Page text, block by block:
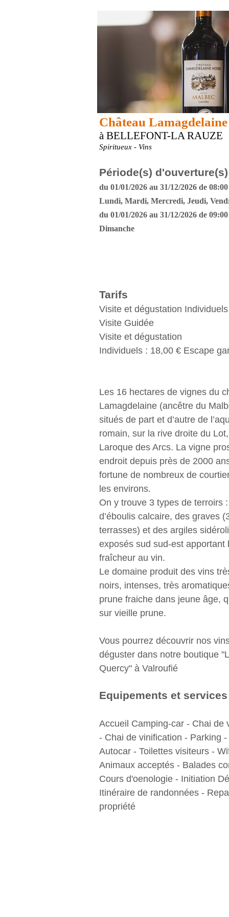
Château
à BELLEFONT-LA RAUZE
Spiritueux - Vins
Période(s) d'ouverture(s)
du 01/01/2026 au 31/12/2026 de
Lundi, Mardi, Mercredi, Jeudi,
du 01/01/2026 au 31/12/2026 de
Dimanche
Tarifs
Visite et dégustation
Visite Guidée
Visite et dégustation
Individuels : 18,00 € Escape
Les 16 hectares de vignes du
Lamagdelaine (ancêtre du
situés de part et d’autre de
romain, sur la rive droite du
Laroque des Arcs. La vigne
endroit depuis près de 2000
fortune de nombreux de
les environs.
On y trouve 3 types de terroirs
d’éboulis calcaire, des graves
terrasses) et des argiles
exposés sud sud-est apportant
fraîcheur au vin.
Le domaine produit des vins
noirs, intenses, très
prune fraiche dans jeune âge,
sur vieille prune.
Vous pourrez découvrir nos
déguster dans notre boutique
Quercy" à Valroufié
Equipements et services
Accueil Camping-car - Chai de
- Chai de vinification - Parking
Autocar - Toilettes visiteurs -
Animaux acceptés - Balades
Cours d'oenologie - Initiation
Itinéraire de randonnées -
propriété